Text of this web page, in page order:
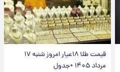
قیمت طلا ۱۸عیار امروز شنبه ۱۷
مرداد ۱۴۰۵ +جدول